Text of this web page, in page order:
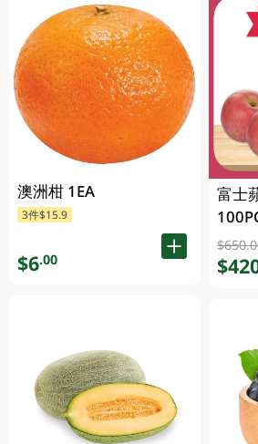
澳洲柑 1EA
3件$15.9
$6.00
富士
100PC (總重量:
1CS